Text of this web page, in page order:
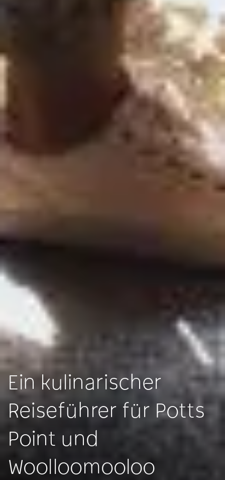
Ein kulinarischer
Reiseführer für Potts
Point und
Woolloomooloo